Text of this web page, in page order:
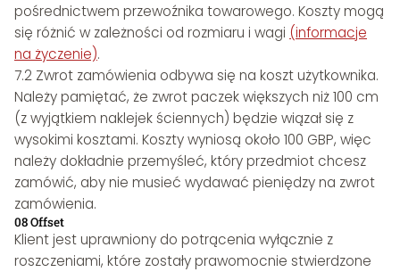
pośrednictwem przewoźnika towarowego. Koszty mogą
się różnić w zależności od rozmiaru i wagi (informacje
na życzenie).
7.2 Zwrot zamówienia odbywa się na koszt użytkownika.
Należy pamiętać, że zwrot paczek większych niż 100 cm
(z wyjątkiem naklejek ściennych) będzie wiązał się z
wysokimi kosztami. Koszty wyniosą około 100 GBP, więc
należy dokładnie przemyśleć, który przedmiot chcesz
zamówić, aby nie musieć wydawać pieniędzy na zwrot
zamówienia.
08 Offset
Klient jest uprawniony do potrącenia wyłącznie z
roszczeniami, które zostały prawomocnie stwierdzone